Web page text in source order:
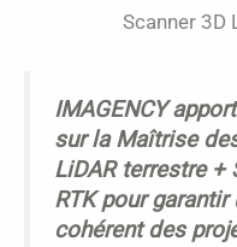
Scanner 3D
IMAGENCY
sur la Maîtrise
LiDAR terrestre +
RTK pour
cohérent des